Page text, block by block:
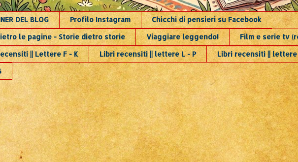
DEL BLOG Profilo Instagram Chicchi di pensieri su Facebook
le pagine - Storie dietro storie Viaggiare leggendo! Film e serie tv
|| Lettere F - K Libri recensiti || lettere L - P Libri recensiti || lettere